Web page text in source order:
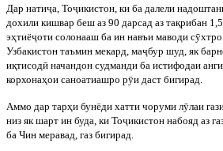
Дар натиҷа, Тоҷикистон, ки ба далели
дохили кишвар беш аз 90 дарсад аз тақрибан
эҳтиёҷоти солонааш ба ин навъи маводи сӯхтро
Узбакистон таъмин мекард, маҷбур шуд, як
иқтисодӣ начандон судманди ба истифодаи
корхонаҳои саноатиашро рӯи даст бигирад.
Аммо дар тарҳи бунёди хатти чоруми лӯлаи
низ як шарт ин буда, ки Тоҷикистон набояд аз
ба Чин меравад, газ бигирад.